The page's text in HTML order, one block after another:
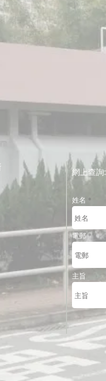
網上查詢:
姓名
電郵
主旨